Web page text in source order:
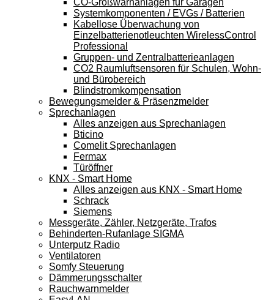
CO-Großwarnanlagen für Garagen
Systemkomponenten / EVGs / Batterien
Kabellose Überwachung von
Einzelbatterienotleuchten WirelessControl
Professional
Gruppen- und Zentralbatterieanlagen
CO2 Raumluftsensoren für Schulen, Wohn-
und Bürobereich
Blindstromkompensation
Bewegungsmelder & Präsenzmelder
Sprechanlagen
Alles anzeigen aus Sprechanlagen
Bticino
Comelit Sprechanlagen
Fermax
Türöffner
KNX - Smart Home
Alles anzeigen aus KNX - Smart Home
Schrack
Siemens
Messgeräte, Zähler, Netzgeräte, Trafos
Behinderten-Rufanlage SIGMA
Unterputz Radio
Ventilatoren
Somfy Steuerung
Dämmerungsschalter
Rauchwarnmelder